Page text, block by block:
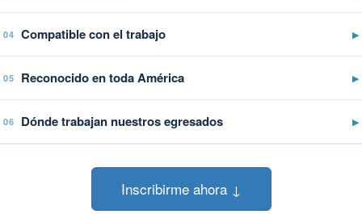
04 Compatible con el trabajo ▶
05 Reconocido en toda América ▶
06 Dónde trabajan nuestros egresados ▶
Inscribirme ahora ↓